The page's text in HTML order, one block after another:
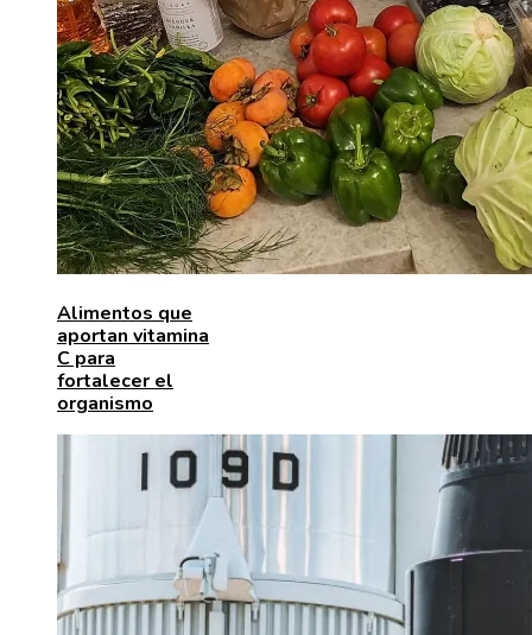
Alimentos que
aportan vitamina
C para
fortalecer el
organismo